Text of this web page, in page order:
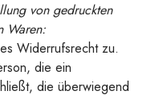
von gedruckten
Waren:
Widerrufsrecht zu.
die ein
die überwiegend